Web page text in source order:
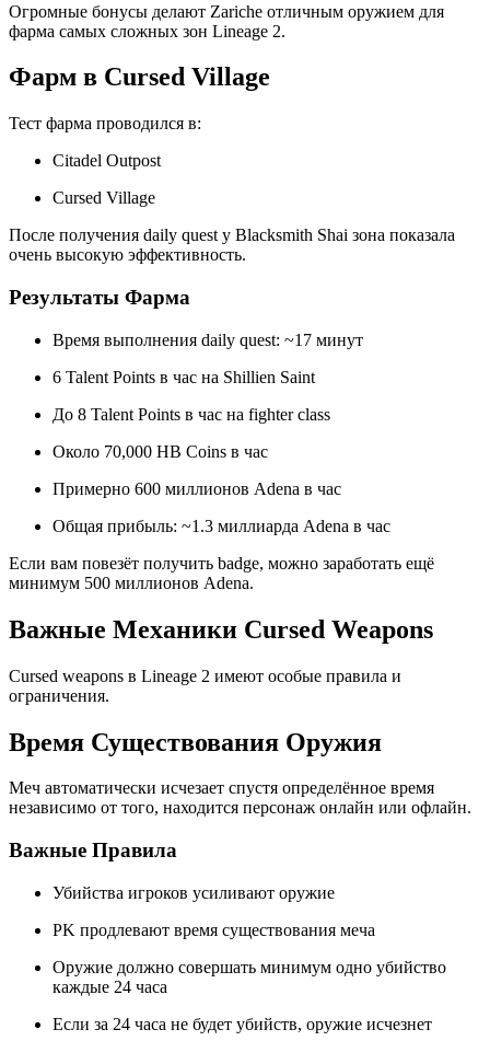
Огромные бонусы делают Zariche отличным оружием для
фарма самых сложных зон Lineage 2.
Фарм в Cursed Village
Тест фарма проводился в:
Citadel Outpost
Cursed Village
После получения daily quest у Blacksmith Shai зона показала
очень высокую эффективность.
Результаты Фарма
Время выполнения daily quest: ~17 минут
6 Talent Points в час на Shillien Saint
До 8 Talent Points в час на fighter class
Около 70,000 HB Coins в час
Примерно 600 миллионов Adena в час
Общая прибыль: ~1.3 миллиарда Adena в час
Если вам повезёт получить badge, можно заработать ещё
минимум 500 миллионов Adena.
Важные Механики Cursed Weapons
Cursed weapons в Lineage 2 имеют особые правила и
ограничения.
Время Существования Оружия
Меч автоматически исчезает спустя определённое время
независимо от того, находится персонаж онлайн или офлайн.
Важные Правила
Убийства игроков усиливают оружие
PK продлевают время существования меча
Оружие должно совершать минимум одно убийство
каждые 24 часа
Если за 24 часа не будет убийств, оружие исчезнет